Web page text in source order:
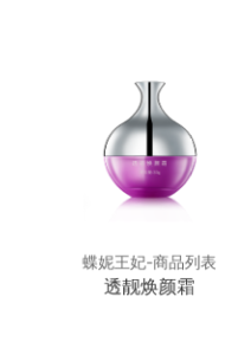
蝶妮王妃-商品列表
透靓焕颜霜